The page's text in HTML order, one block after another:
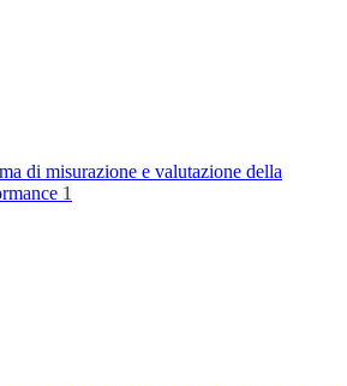
di misurazione e valutazione della
1